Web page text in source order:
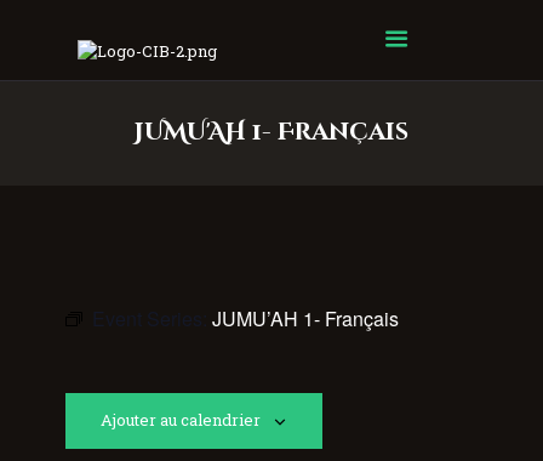
JUMU'AH 1- Français
Centre Islamique Badr
Event Series: JUMU’AH 1- Français
Ajouter au calendrier